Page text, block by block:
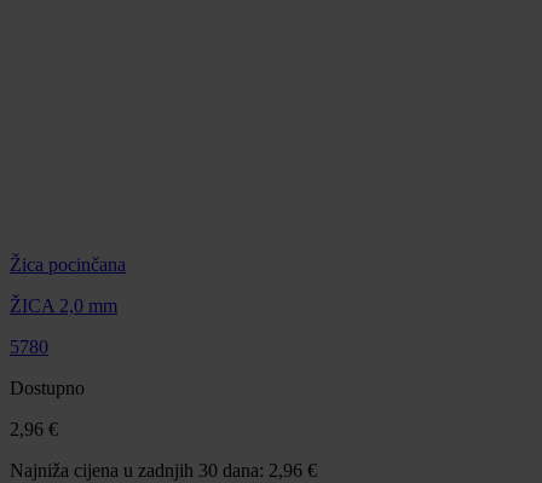
Žica pocinčana
ŽICA 2,0 mm
5780
Dostupno
2,96 €
Najniža cijena u zadnjih 30 dana: 2,96 €